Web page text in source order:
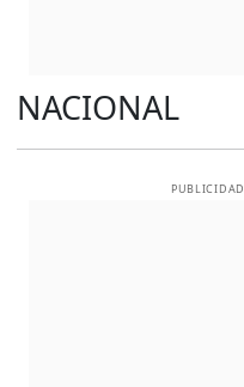
NACIONAL
PUBLICIDAD